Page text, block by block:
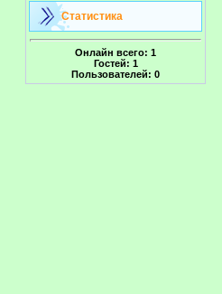
Статистика
Онлайн всего: 1
Гостей: 1
Пользователей: 0